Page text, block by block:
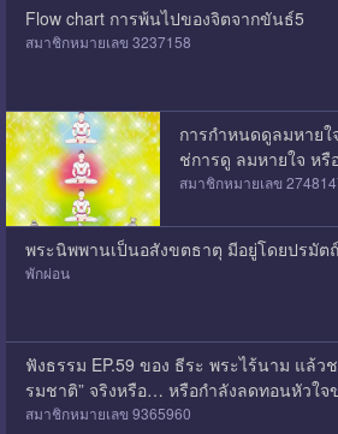
Flow chart การพ้นไปของจิตจากขันธ์5
สมาชิกหมายเลข 3237158
การกำหนดดูลมหาย
ช่การดู ลมหายใจ หรื
สมาชิกหมายเลข
พระนิพพานเป็นอสังขตธาตุ มีอยู่โดยปรมัตถ์
พักผ่อน
ฟังธรรม EP.59 ของ ธีระ พระไร้นาม แล้ว
รมชาติ” จริงหรือ… หรือกำลังลดทอนหัวใจ
สมาชิกหมายเลข 9365960